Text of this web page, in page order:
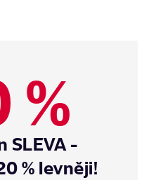
SLEVA -
% levněji!